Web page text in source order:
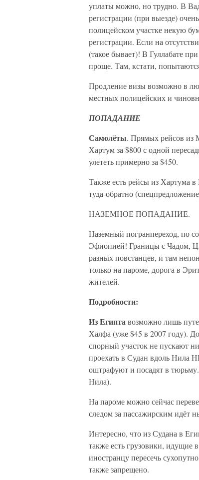
уплаты можно, но трудно. В
регистрации (при выезде)
полицейском участке некую
регистрации. Если на
(такое бывает)! В Гуллабате
проще. Там, кстати, попытаются
Продление визы возможно в
местных полицейских и
ПОПАДАНИЕ
Самолёты. Прямых рейсов из
Хартум за $800 с одной
улететь примерно за $450.
Также есть рейсы из Хартума
туда-обратно
НАЗЕМНОЕ ПОПАДАНИЕ.
Наземный погранпереход, по
Эфиопией! Границы с Чадом,
разных повстанцев, и там
только на пароме, дорога в
жителей.
Подробности:
Из Египтавозможно лишь
Халфа (уже $45 в 2007 году).
спорный участок не пускают
проехать в Судан вдоль Нила
оштрафуют и посадят в
Нила).
На пароме можно сейчас
следом за пассажирским идёт
Интересно, что из Судана в
также есть грузовики,
иностранцу пересечь
также запрещено.